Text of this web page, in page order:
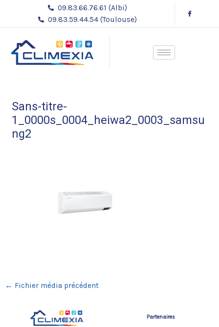
contenu
09.83.66.76.61 (Albi)
09.83.59.44.54 (Toulouse)
Sans-titre-
1_0000s_0004_heiwa2_0003_samsu
ng2
articles
← Fichier média précédent
Partenaires